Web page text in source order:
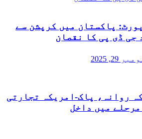
پاکستان میں کرپشن سے
29, 2025
روانہ، پاک-امریکہ تجارتی
میں داخل